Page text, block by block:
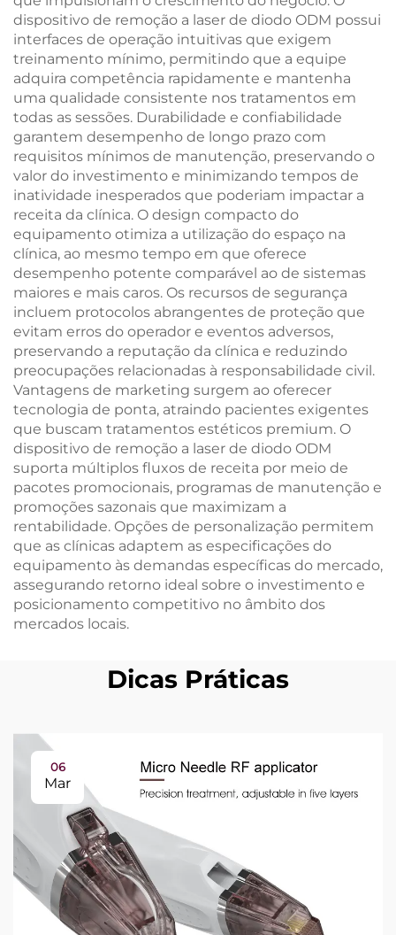
dispositivo de remoção a laser de diodo ODM possui
interfaces de operação intuitivas que exigem
treinamento mínimo, permitindo que a equipe
adquira competência rapidamente e mantenha
uma qualidade consistente nos tratamentos em
todas as sessões. Durabilidade e confiabilidade
garantem desempenho de longo prazo com
requisitos mínimos de manutenção, preservando o
valor do investimento e minimizando tempos de
inatividade inesperados que poderiam impactar a
receita da clínica. O design compacto do
equipamento otimiza a utilização do espaço na
clínica, ao mesmo tempo em que oferece
desempenho potente comparável ao de sistemas
maiores e mais caros. Os recursos de segurança
incluem protocolos abrangentes de proteção que
evitam erros do operador e eventos adversos,
preservando a reputação da clínica e reduzindo
preocupações relacionadas à responsabilidade civil.
Vantagens de marketing surgem ao oferecer
tecnologia de ponta, atraindo pacientes exigentes
que buscam tratamentos estéticos premium. O
dispositivo de remoção a laser de diodo ODM
suporta múltiplos fluxos de receita por meio de
pacotes promocionais, programas de manutenção e
promoções sazonais que maximizam a
rentabilidade. Opções de personalização permitem
que as clínicas adaptem as especificações do
equipamento às demandas específicas do mercado,
assegurando retorno ideal sobre o investimento e
posicionamento competitivo no âmbito dos
mercados locais.
Dicas Práticas
06
Mar